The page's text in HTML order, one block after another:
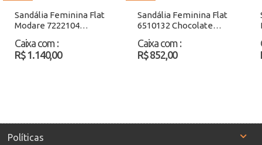
Sandália Feminina Flat
Modare 7222104
Caixa com :
R$ 1.140,00
Sandália Feminina Flat
6510132 Chocolate
Caixa com :
R$ 852,00
Políticas